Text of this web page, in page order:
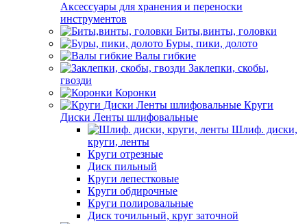
Аксессуары для хранения и переноски
инструментов
Биты,винты, головки
Буры, пики, долото
Валы гибкие
Заклепки, скобы,
гвозди
Коронки
Круги
Диски Ленты шлифовальные
Шлиф. диски,
круги, ленты
Круги отрезные
Диск пильный
Круги лепестковые
Круги обдирочные
Круги полировальные
Диск точильный, круг заточной